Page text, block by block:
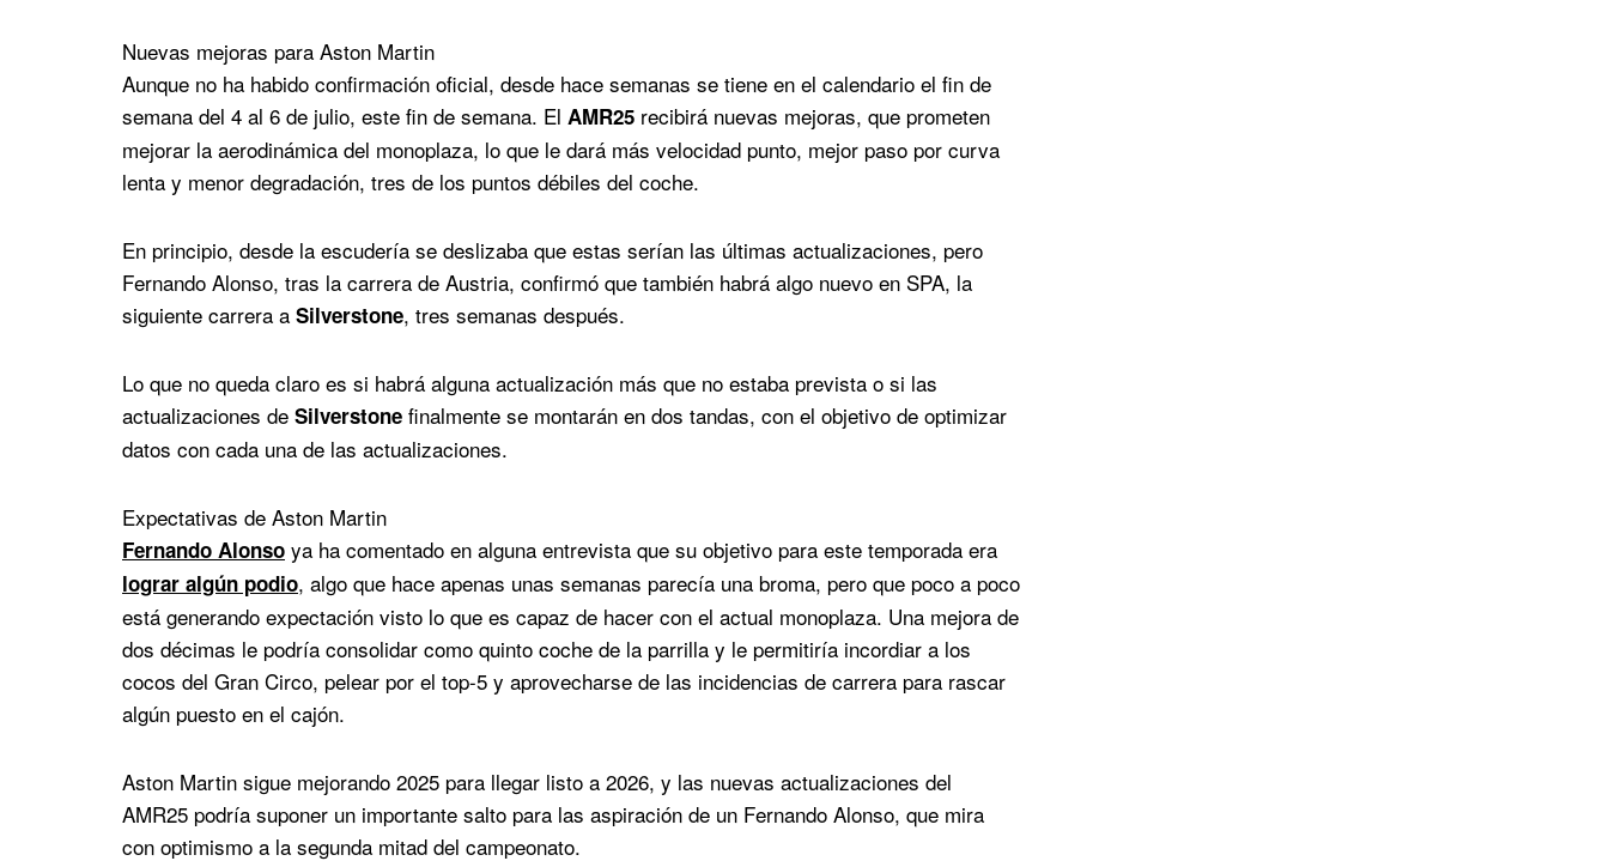
Nuevas mejoras para Aston Martin
Aunque no ha habido confirmación oficial, desde hace semanas se tiene en el calendario el fin de
semana del 4 al 6 de julio, este fin de semana. El AMR25 recibirá nuevas mejoras, que prometen
mejorar la aerodinámica del monoplaza, lo que le dará más velocidad punto, mejor paso por curva
lenta y menor degradación, tres de los puntos débiles del coche.
En principio, desde la escudería se deslizaba que estas serían las últimas actualizaciones, pero
Fernando Alonso, tras la carrera de Austria, confirmó que también habrá algo nuevo en SPA, la
siguiente carrera a Silverstone, tres semanas después.
Lo que no queda claro es si habrá alguna actualización más que no estaba prevista o si las
actualizaciones de Silverstone finalmente se montarán en dos tandas, con el objetivo de optimizar
datos con cada una de las actualizaciones.
Expectativas de Aston Martin
Fernando Alonso ya ha comentado en alguna entrevista que su objetivo para este temporada era
lograr algún podio, algo que hace apenas unas semanas parecía una broma, pero que poco a poco
está generando expectación visto lo que es capaz de hacer con el actual monoplaza. Una mejora de
dos décimas le podría consolidar como quinto coche de la parrilla y le permitiría incordiar a los
cocos del Gran Circo, pelear por el top-5 y aprovecharse de las incidencias de carrera para rascar
algún puesto en el cajón.
Aston Martin sigue mejorando 2025 para llegar listo a 2026, y las nuevas actualizaciones del
AMR25 podría suponer un importante salto para las aspiración de un Fernando Alonso, que mira
con optimismo a la segunda mitad del campeonato.